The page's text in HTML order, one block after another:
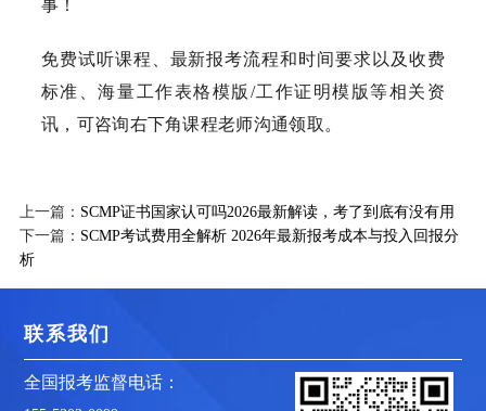
事！
免费试听课程、最新报考流程和时间要求以及收费
标准、海量工作表格模版/工作证明模版等相关资
讯，可咨询右下角课程老师沟通领取。
上一篇： SCMP证书国家认可吗2026最新解读，考了到底有没有用
下一篇： SCMP考试费用全解析 2026年最新报考成本与投入回报分
析
联系我们
全国报考监督电话：